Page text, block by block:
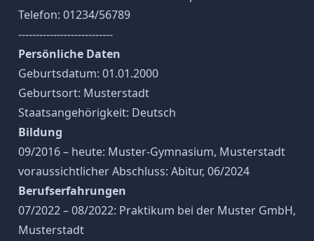
Telefon: 01234/56789
---------------------------
Persönliche Daten
Geburtsdatum: 01.01.2000
Geburtsort: Musterstadt
Staatsangehörigkeit: Deutsch
Bildung
09/2016 – heute: Muster-Gymnasium, Musterstadt
voraussichtlicher Abschluss: Abitur, 06/2024
Berufserfahrungen
07/2022 – 08/2022: Praktikum bei der Muster GmbH,
Musterstadt